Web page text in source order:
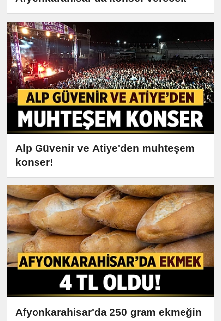
Alp Güvenir ve Atiye'den muhteşem
konser!
Afyonkarahisar'da 250 gram ekmeğin